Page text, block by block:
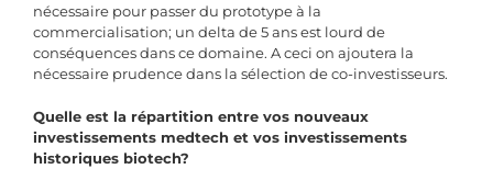
nécessaire pour passer du prototype à la
commercialisation; un delta de 5 ans est lourd de
conséquences dans ce domaine. A ceci on ajoutera la
nécessaire prudence dans la sélection de co-investisseurs.
Quelle est la répartition entre vos nouveaux
investissements medtech et vos investissements
historiques biotech?